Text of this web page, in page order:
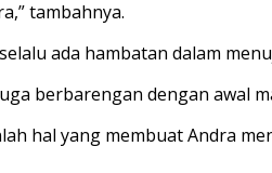
tambahnya.
ada hambatan dalam
berbarengan dengan awal
hal yang membuat Andra